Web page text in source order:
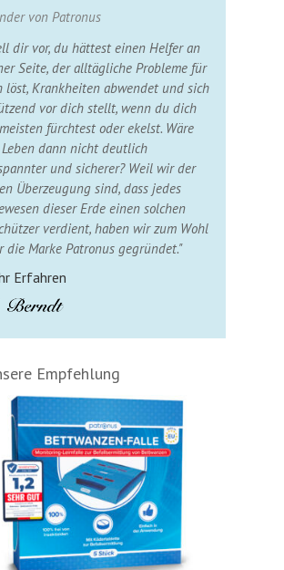
von Patronus
dir vor, du hättest einen Helfer an
Seite, der alltägliche Probleme für
löst, Krankheiten abwendet und sich
vor dich stellt, wenn du dich
fürchtest oder ekelst. Wäre
dann nicht deutlich
und sicherer? Weil wir der
Überzeugung sind, dass jedes
dieser Erde einen solchen
verdient, haben wir zum Wohl
die Marke Patronus gegründet."
Erfahren
Empfehlung